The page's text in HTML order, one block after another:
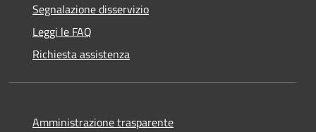
Segnalazione disservizio
Leggi le FAQ
Richiesta assistenza
Amministrazione trasparente